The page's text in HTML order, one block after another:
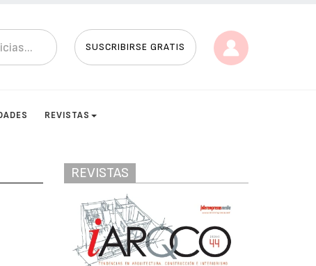
SUSCRIBIRSE GRATIS
REVISTAS
REVISTAS